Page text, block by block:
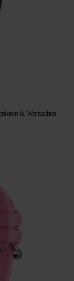
& Wertsachen